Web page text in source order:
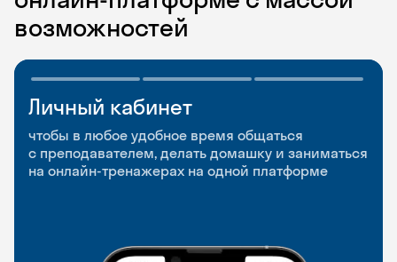
возможностей
Личный кабинет
чтобы в любое удобное время общаться
с преподавателем, делать домашку и заниматься
на онлайн-тренажерах на одной платформе
Мобильное
приложение
чтобы заниматься и изучать новые слова где
и когда удобно
Разговорные клубы
и Talks
Групповые занятия для разговорной практики
и индивидуальные встречи с преподавателями